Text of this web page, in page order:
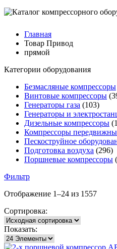
Главная
Товар Привод
прямой
Категории оборудования
Безмасляные компрессоры
Винтовые компрессоры
Генераторы газа (103)
Генераторы и
Дизельные компрессоры
Компрессоры
Пескоструйное
Подготовка воздуха (296)
Поршневые компрессоры
Фильтр
Отображение 1–24 из 1557
Сортировка:
Показать: